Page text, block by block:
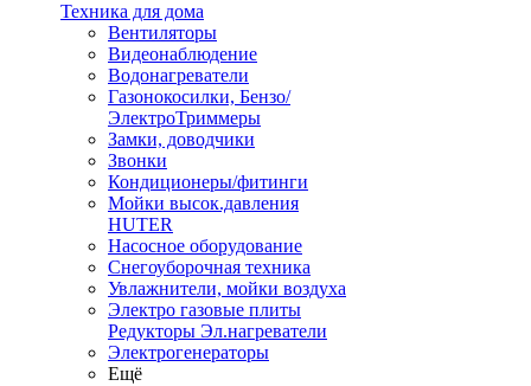
Техника для дома
Вентиляторы
Видеонаблюдение
Водонагреватели
Газонокосилки, Бензо/
ЭлектроТриммеры
Замки, доводчики
Звонки
Кондиционеры/фитинги
Мойки высок.давления
HUTER
Насосное оборудование
Снегоуборочная техника
Увлажнители, мойки воздуха
Электро газовые плиты
Редукторы Эл.нагреватели
Электрогенераторы
Ещё